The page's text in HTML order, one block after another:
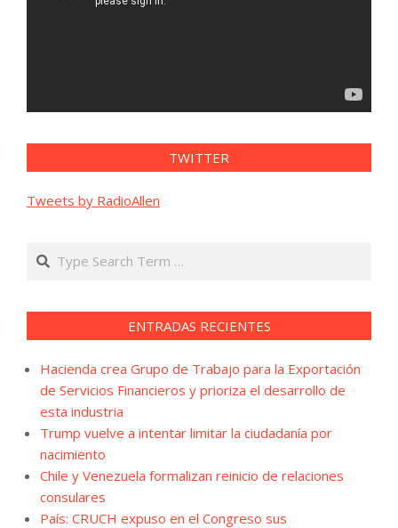
TWITTER
Tweets by RadioAllen
Search
ENTRADAS RECIENTES
Hacienda crea Grupo de Trabajo para la Exportación
de Servicios Financieros y prioriza el desarrollo de
esta industria
Trump vuelve a intentar limitar la ciudadanía por
nacimiento
Chile y Venezuela formalizan reinicio de relaciones
consulares
País: CRUCH expuso en el Congreso sus